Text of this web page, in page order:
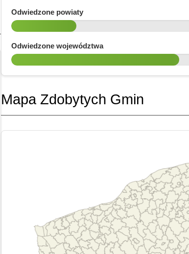
Odwiedzone powiaty
Odwiedzone województwa
Mapa Zdobytych Gmin